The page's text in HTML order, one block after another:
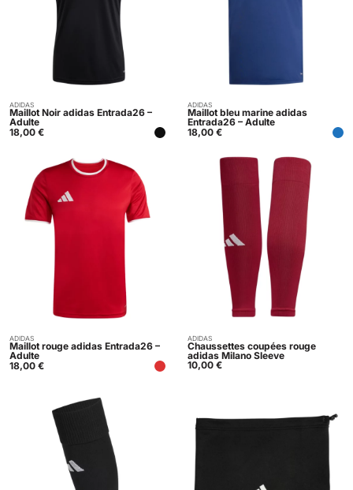
Acheter
ADIDAS
Maillot Noir adidas Entrada26 –
Adulte
18,00 €
Acheter
ADIDAS
Maillot bleu marine adidas
Entrada26 – Adulte
18,00 €
Acheter
ADIDAS
Maillot rouge adidas Entrada26 –
Adulte
18,00 €
Acheter
ADIDAS
Chaussettes coupées rouge
adidas Milano Sleeve
10,00 €